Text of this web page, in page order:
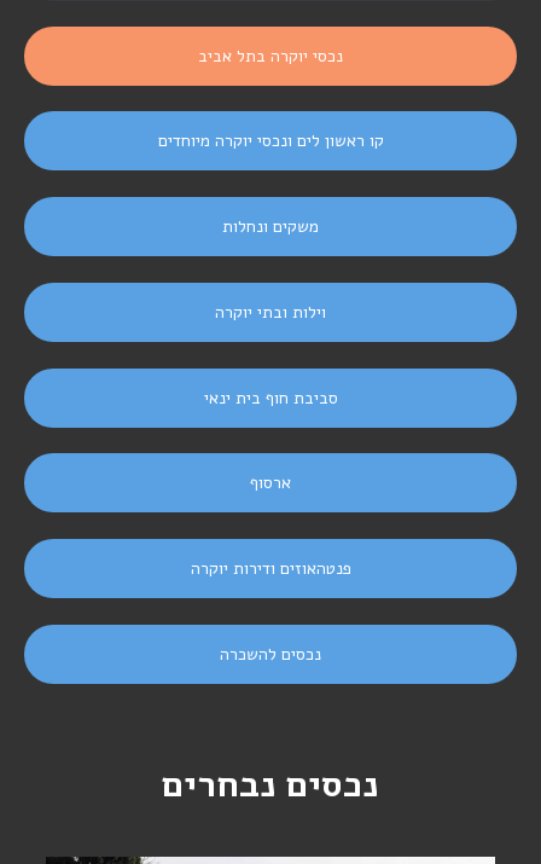
נכסי יוקרה בתל אביב
קו ראשון לים ונכסי יוקרה מיוחדים
משקים ונחלות
וילות ובתי יוקרה
סביבת חוף בית ינאי
ארסוף
פנטהאוזים ודירות יוקרה
נכסים להשכרה
נכסים נבחרים